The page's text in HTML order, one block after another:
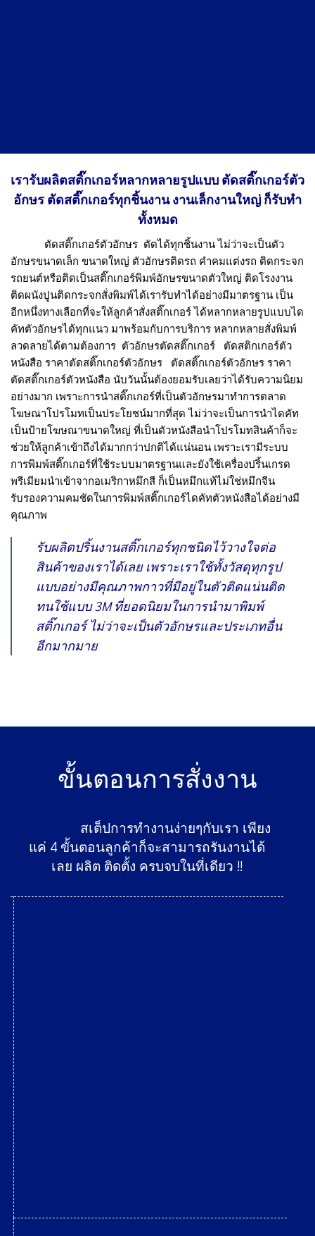
เรารับผลิตสติ๊กเกอร์หลากหลายรูปแบบ ตัดสติ๊กเกอร์ตัว
อักษร ตัดสติ๊กเกอร์ทุกชิ้นงาน งานเล็กงานใหญ่ ก็รับทำ
ทั้งหมด
ตัดสติ๊กเกอร์ตัวอักษร ตัดได้ทุกชิ้นงาน ไม่ว่าจะเป็นตัว
อักษรขนาดเล็ก ขนาดใหญ่ ตัวอักษรติดรถ คำคมแต่งรถ ติดกระจก
รถยนต์หรือติดเป็นสติ๊กเกอร์พิมพ์อักษรขนาดตัวใหญ่ ติดโรงงาน
ติดผนังปูนติดกระจกสั่งพิมพ์ได้เรารับทำได้อย่างมีมาตรฐาน เป็น
อีกหนึ่งทางเลือกที่จะให้ลูกค้าสั่งสติ๊กเกอร์ ได้หลากหลายรูปแบบได
คัทตัวอักษรได้ทุกแนว มาพร้อมกับการบริการ หลากหลายสั่งพิมพ์
ลวดลายได้ตามต้องการ ตัวอักษรตัดสติ๊กเกอร์ ตัดสติกเกอร์ตัว
หนังสือ ราคาตัดสติ๊กเกอร์ตัวอักษร ตัดสติ๊กเกอร์ตัวอักษร ราคา
ตัดสติ๊กเกอร์ตัวหนังสือ นับวันนั้นต้องยอมรับเลยว่าได้รับความนิยม
อย่างมาก เพราะการนำสติ๊กเกอร์ที่เป็นตัวอักษรมาทำการตลาด
โฆษณาโปรโมทเป็นประโยชน์มากที่สุด ไม่ว่าจะเป็นการนำไดคัท
เป็นป้ายโฆษณาขนาดใหญ่ ที่เป็นตัวหนังสือนำโปรโมทสินค้าก็จะ
ช่วยให้ลูกค้าเข้าถึงได้มากกว่าปกติได้แน่นอน เพราะเรามีระบบ
การพิมพ์สติ๊กเกอร์ที่ใช้ระบบมาตรฐานและยังใช้เครื่องปริ้นเกรด
พรีเมียมนำเข้าจากอเมริกาหมึกสี ก็เป็นหมึกแท้ไม่ใช่หมึกจีน
รับรองความคมชัดในการพิมพ์สติ๊กเกอร์ไดคัทตัวหนังสือได้อย่างมี
คุณภาพ
รับผลิตปริ้นงานสติ๊กเกอร์ทุกชนิดไว้วางใจต่อ
สินค้าของเราได้เลย เพราะเราใช้ทั้งวัสดุทุกรูป
แบบอย่างมีคุณภาพกาวที่มีอยู่ในตัวติดแน่นติด
ทนใช้แบบ 3M ที่ยอดนิยมในการนำมาพิมพ์
สติ๊กเกอร์ ไม่ว่าจะเป็นตัวอักษรและประเภทอื่น
อีกมากมาย
ขั้นตอนการสั่งงาน
สเต็ปการทำงานง่ายๆกับเรา เพียง
แค่ 4 ขั้นตอนลูกค้าก็จะสามารถรันงานได้
เลย ผลิต ติดตั้ง ครบจบในที่เดียว !!